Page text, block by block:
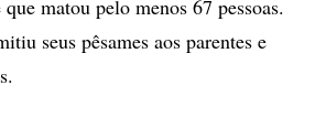
matou pelo menos 67 pessoas.
seus pêsames aos parentes e